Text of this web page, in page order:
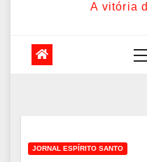
A vitória
JORNAL ESPÍRITO SANTO